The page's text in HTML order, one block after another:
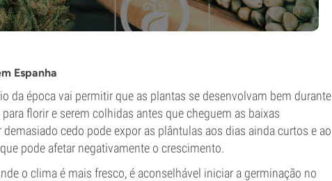
Espanha
da época vai permitir que as plantas se desenvolvam bem durante
florir e serem colhidas antes que cheguem as baixas
cedo pode expor as plântulas aos dias ainda curtos e ao
pode afetar negativamente o crescimento.
o clima é mais fresco, é aconselhável iniciar a germinação no